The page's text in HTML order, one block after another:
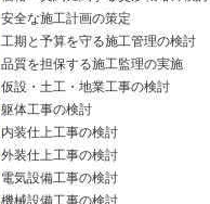
安全な施工計画の策定
工期と予算を守る施工管理の検討
品質を担保する施工監理の実施
仮設・土工・地業工事の検討
躯体工事の検討
内装仕上工事の検討
外装仕上工事の検討
電気設備工事の検討
機械設備工事の検討